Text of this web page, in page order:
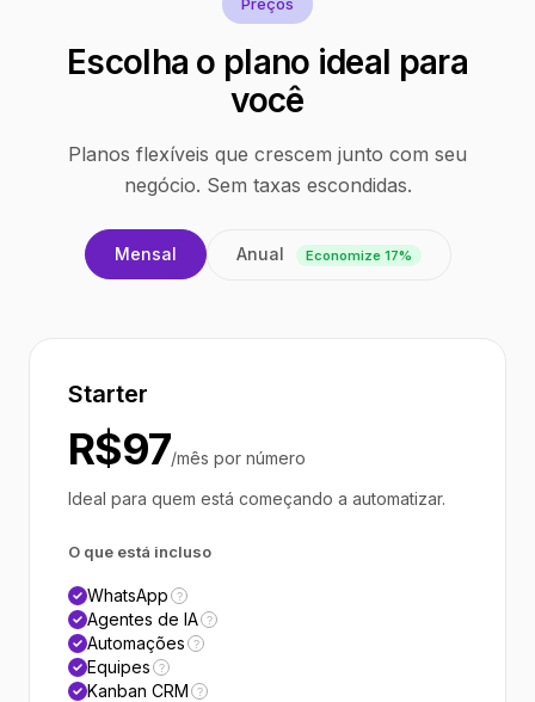
Escolha o plano ideal para
você
Planos flexíveis que crescem junto com seu
negócio. Sem taxas escondidas.
Mensal Anual Economize 17%
Starter
R$97/mês por número
Ideal para quem está começando a automatizar.
O que está incluso
WhatsApp ?
Agentes de IA ?
Automações ?
Equipes ?
Kanban CRM ?